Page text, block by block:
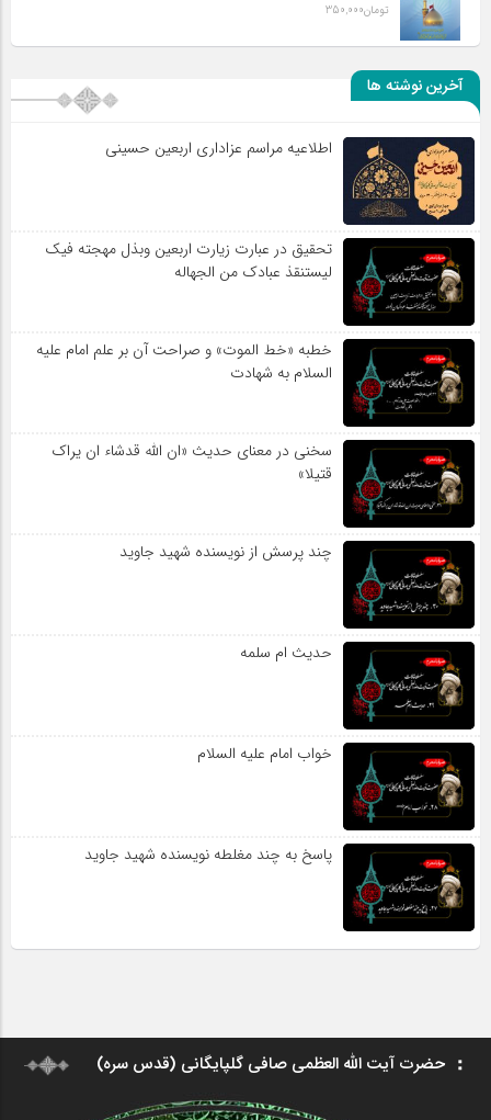
تومان350,000
آخرین نوشته ها
اطلاعیه مراسم عزاداری اربعین حسینی
تحقیق در عبارت زیارت اربعین وبذل مهجته فیک
لیستنقذ عبادک من الجهاله
خطبه «خط الموت» و صراحت آن بر علم امام علیه
السلام به شهادت
سخنی در معنای حدیث «ان الله قدشاء ان یراک
قتیلا»
چند پرسش از نویسنده شهید جاوید
حدیث ام سلمه
خواب امام علیه السلام
پاسخ به چند مغلطه نویسنده شهید جاوید
حضرت آیت الله العظمی صافی گلپایگانی (قدس سره)